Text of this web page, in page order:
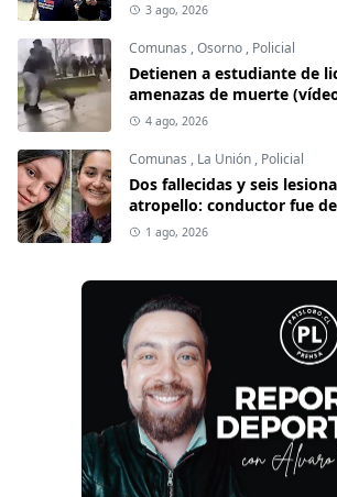
3 ago, 2026
Comunas ,Osorno , Policial
Detienen a estudiante de
amenazas de muerte
4 ago, 2026
Comunas , La Unión , Policial
Dos fallecidas y seis
atropello: conductor fue
1 ago, 2026